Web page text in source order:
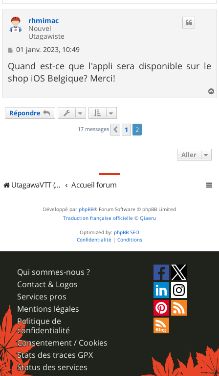
a
rhmimac
Nouvel
Utagawiste
M
s
s
a
e
01 janv. 2023, 10:49
Quand est-ce que l'appli sera disponible sur le
shop iOS Belgique? Merci!
a
Répondre
17 messages Précédent
1 2
Aller
UtagawaVTT (Randos VTT et VTTAE avec traces GPS) Accueil forum
Développé par phpBB® Forum Software © phpBB Limited
Traduction française officielle © Qiaeru
Optimized by: phpBB SEO
Confidentialité | Conditions
Qui sommes-nous ?
Contact & Logos
Services pros
Mentions légales
Politique de
confidentialité
Consentement / Cookies
Stats des traces GPX
Status des services